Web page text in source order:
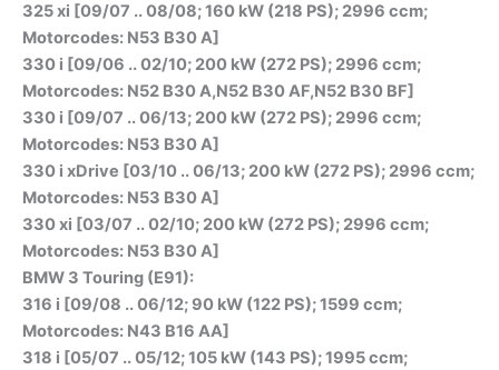
325 xi [09/07 .. 08/08; 160 kW (218 PS); 2996 ccm;
Motorcodes: N53 B30 A]
330 i [09/06 .. 02/10; 200 kW (272 PS); 2996 ccm;
Motorcodes: N52 B30 A,N52 B30 AF,N52 B30 BF]
330 i [09/07 .. 06/13; 200 kW (272 PS); 2996 ccm;
Motorcodes: N53 B30 A]
330 i xDrive [03/10 .. 06/13; 200 kW (272 PS); 2996 ccm;
Motorcodes: N53 B30 A]
330 xi [03/07 .. 02/10; 200 kW (272 PS); 2996 ccm;
Motorcodes: N53 B30 A]
BMW 3 Touring (E91):
316 i [09/08 .. 06/12; 90 kW (122 PS); 1599 ccm;
Motorcodes: N43 B16 AA]
318 i [05/07 .. 05/12; 105 kW (143 PS); 1995 ccm;